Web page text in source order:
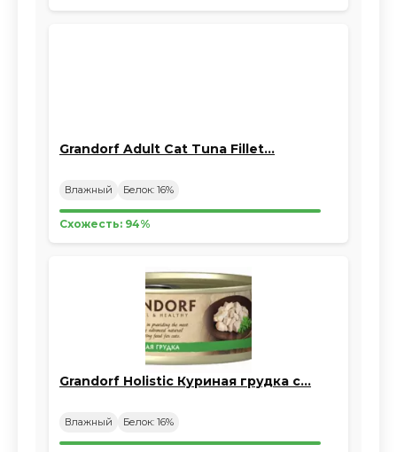
Grandorf Adult Cat Tuna Fillet…
Влажный Белок: 16%
Схожесть: 94%
Grandorf Holistic Куриная грудка с…
Влажный Белок: 16%